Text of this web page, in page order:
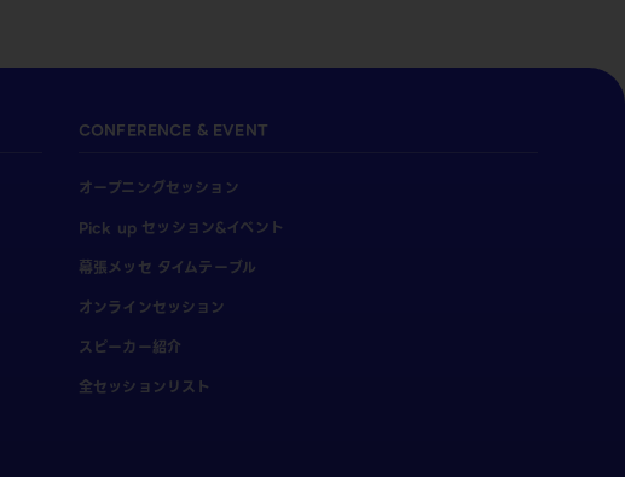
CONFERENCE & EVENT
オープニングセッション
Pick up セッション&イベント
幕張メッセ タイムテーブル
オンラインセッション
スピーカー紹介
全セッションリスト